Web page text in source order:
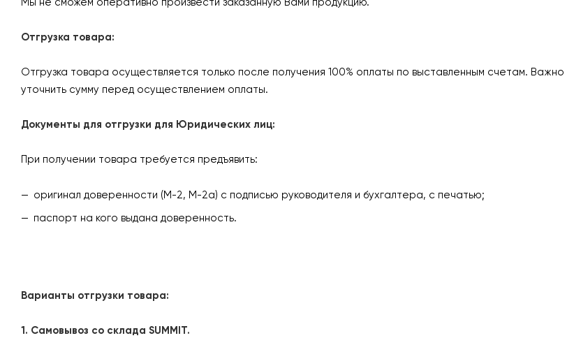
Отгрузка товара:
Отгрузка товара осуществляется только после получения 100% оплаты по выставленным счетам.
уточнить сумму перед осуществлением оплаты.
Документы для отгрузки для Юридических лиц:
При получении товара требуется предъявить:
оригинал доверенности (М-2, М-2а) с подписью руководителя и бухгалтера, с печатью;
паспорт на кого выдана доверенность.
Варианты отгрузки товара:
1. Самовывоз со склада SUMMIT.